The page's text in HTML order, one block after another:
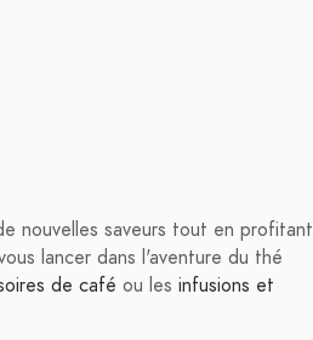
nouvelles saveurs tout en profitant
lancer dans l'aventure du thé
de café ou les infusions et